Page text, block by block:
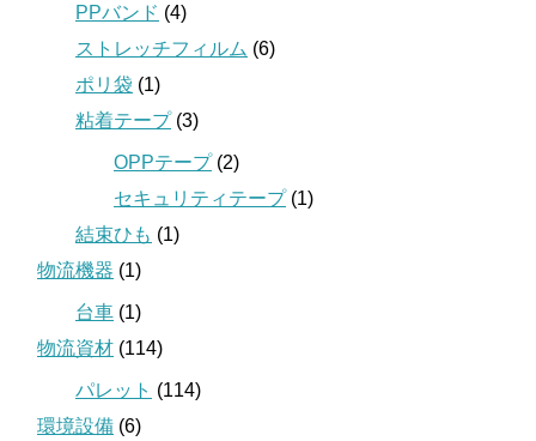
PPバンド (4)
ストレッチフィルム (6)
ポリ袋 (1)
粘着テープ(3)
OPPテープ(2)
セキュリティテープ(1)
結束ひも (1)
物流機器 (1)
台車 (1)
物流資材 (114)
パレット (114)
環境設備 (6)